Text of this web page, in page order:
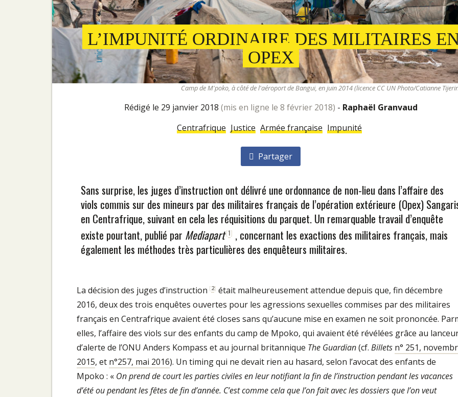
L’IMPUNITÉ ORDINAIRE DES MILITAIRES
OPEX
Camp de M'poko, à côté de l'aéroport de Bangui, en juin 2014 (licence CC UN Photo/Catianne
rédigé le 29 janvier 2018 (mis en ligne le 8 février 2018) - Raphaël Granvaud
Centrafrique Justice Armée française Impunité
Partager
Sans surprise, les juges d’instruction ont délivré une ordonnance de non­-lieu dans l’affaire des
viols commis sur des mineurs par des militaires français de l’opération extérieure (Opex)
en Centrafrique, suivant en cela les réquisitions du parquet. Un remarquable travail d’enquête
existe pourtant, publié par Mediapart[1] , concernant les exactions des militaires français, mais
également les méthodes très particulières des enquêteurs militaires.
La décision des juges d’instruction [2] était malheureusement attendue depuis que, fin décembre
2016, deux des trois enquêtes ouvertes pour les agressions sexuelles commises par des militaires
français en Centrafrique avaient été closes sans qu’aucune mise en examen ne soit prononcée.
elles, l’affaire des viols sur des enfants du camp de Mpoko, qui avaient été révélées grâce au
d’alerte de l’ONU Anders Kompass et au journal britannique The Guardian(cf. Billets n° 251,
2015, et n°257, mai 2016). Un timing qui ne devait rien au hasard, selon l’avocat des enfants de
Mpoko : « On prend de court les parties civiles en leur notifiant la fin de l’instruction pendant les vacances
d’été ou pendant les fêtes de fin d’année. C’est comme cela que l’on fait avec les dossiers que l’on veut